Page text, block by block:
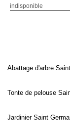
indisponible
Abattage d'arbre
Tonte de pelouse
Jardinier Saint